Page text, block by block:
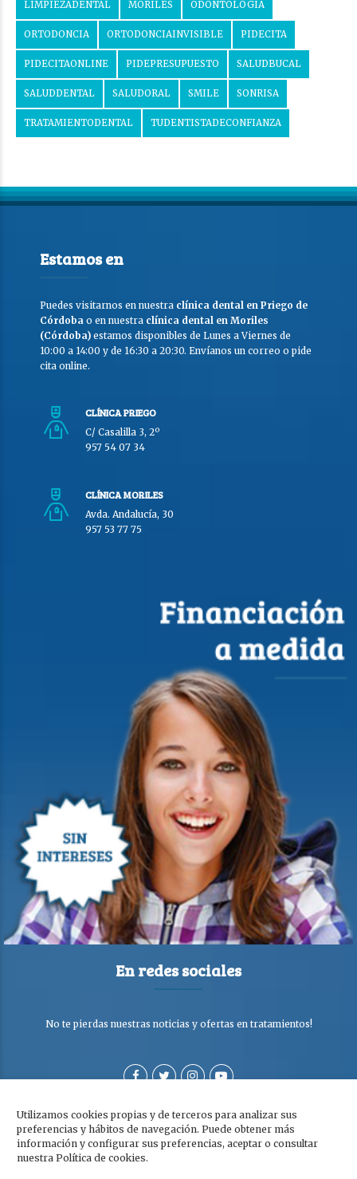
Utilizamos cookies propias y de terceros para analizar sus
preferencias y hábitos de navegación. Puede obtener más
información y configurar sus preferencias, aceptar o consultar
nuestra Política de cookies.
LIMPIEZADENTAL MORILES ODONTOLOGIA
ORTODONCIA ORTODONCIAINVISIBLE PIDECITA
PIDECITAONLINE PIDEPRESUPUESTO SALUDBUCAL
SALUDDENTAL SALUDORAL SMILE SONRISA
TRATAMIENTODENTAL TUDENTISTADECONFIANZA
Estamos en
Puedes visitarnos en nuestra clínica dental en Priego de
Córdoba o en nuestra clínica dental en Moriles
(Córdoba) estamos disponibles de Lunes a Viernes de
10:00 a 14:00 y de 16:30 a 20:30. Envíanos un correo o pide
cita online.
CLÍNICA PRIEGO
C/ Casalilla 3, 2º
957 54 07 34
CLÍNICA MORILES
Avda. Andalucía, 30
957 53 77 75
En redes sociales
No te pierdas nuestras noticias y ofertas en tratamientos!